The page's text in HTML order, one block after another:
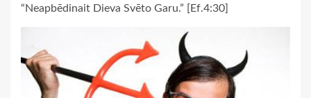
“Neapbēdinait Dieva Svēto Garu.” [Ef.4:30]